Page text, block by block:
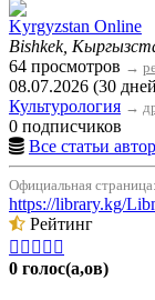
Kyrgyzstan Online
Bishkek,
64 просмотров →
08.07.2026 (30
Культурология →
0 подписчиков
Все статьи
Официальная страница:
https://library.kg/
Рейтинг
    
0 голос(а,ов)